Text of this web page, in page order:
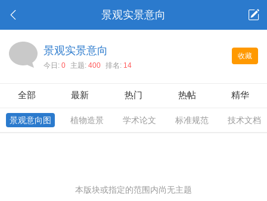
景观实景意向
收藏
景观实景意向
今日: 0 主题: 400 排名: 14
全部 最新 热门 热帖 精华
景观意向图 植物造景 学术论文 标准规范 技术文档
本版块或指定的范围内尚无主题